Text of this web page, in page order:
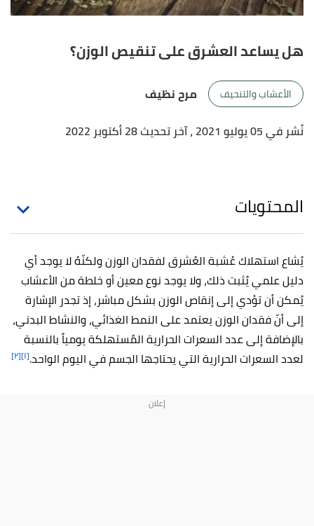
هل يساعد العشرق على تنقيص الوزن؟
الأعشاب والتنحيف
مرح نظيف
نُشر في 05 يوليو 2021
، آخر تحديث 28 أكتوبر 2022
المحتويات
يُشاع استهلاك عُشبة العُشرق لفقدان الوزن ولكنّهُ لا يوجد أي
دليل علمي يُثبت ذلك، ولا يوجد نوع معين أو خلطة من الأعشاب
يُمكن أن تؤدي إلى إنقاص الوزن بشكل مباشر، إذ تجدر الإشارة
إلى أنّ فقدان الوزن يعتمد على النمط الغذائي، والنشاط البدني،
بالإضافة إلى عدد السعرات الحرارية المُستهلكة يومياً بالنسبة
لعدد السعرات الحرارية التي يحتاجها الجسم في اليوم الواحد.[١] [٢]